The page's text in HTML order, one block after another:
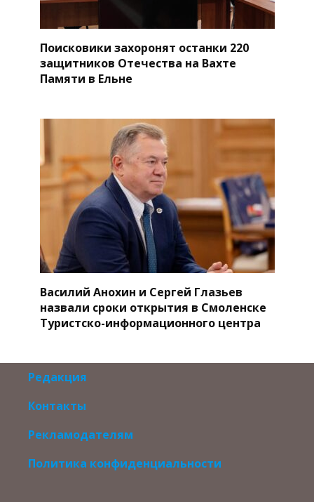
Поисковики захоронят останки 220
защитников Отечества на Вахте
Памяти в Ельне
Василий Анохин и Сергей Глазьев
назвали сроки открытия в Смоленске
Туристско-информационного центра
Редакция
Контакты
Рекламодателям
Политика конфиденциальности